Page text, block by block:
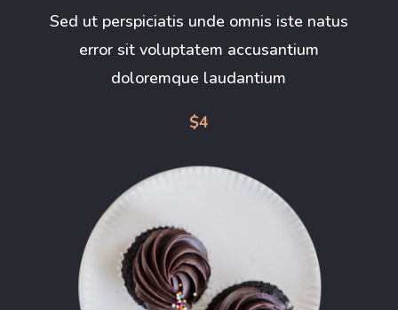
Sed ut perspiciatis unde omnis iste natus
error sit voluptatem accusantium
doloremque laudantium
$4